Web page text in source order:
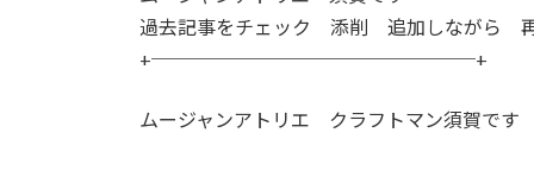
日
過去記事をチェック 添削 追加しながら 再
+─────────────────+
ムージャンアトリエ クラフトマン須賀です